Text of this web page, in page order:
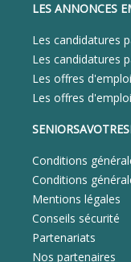
LES ANNONCES
Les candidatures
Les candidatures
Les offres
Les offres
Conditions
Conditions
Mentions légales
Conseils sécurité
Partenariats
Nos partenaires